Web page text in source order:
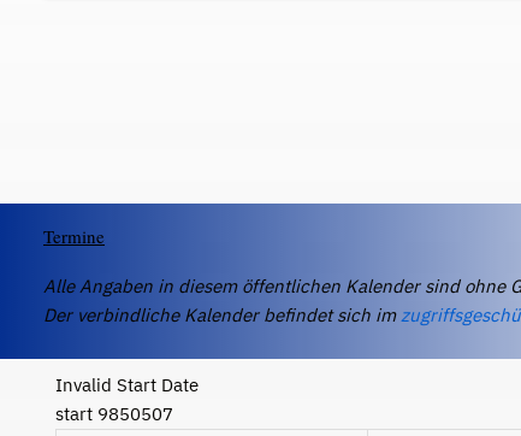
Termine
Alle Angaben in diesem öffentlichen Kalender sind ohne
Der verbindliche Kalender befindet sich im
Invalid Start Date
start 9850507